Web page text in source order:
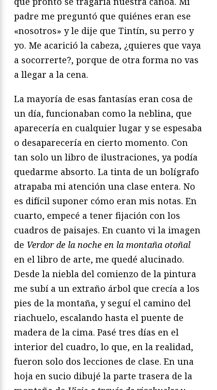
padre me preguntó que quiénes eran ese
«nosotros» y le dije que Tintín, su perro y
yo. Me acarició la cabeza, ¿quieres que vaya
a socorrerte?, porque de otra forma no vas
a llegar a la cena.
La mayoría de esas fantasías eran cosa de
un día, funcionaban como la neblina, que
aparecería en cualquier lugar y se espesaba
o desaparecería en cierto momento. Con
tan solo un libro de ilustraciones, ya podía
quedarme absorto. La tinta de un bolígrafo
atrapaba mi atención una clase entera. No
es difícil suponer cómo eran mis notas. En
cuarto, empecé a tener fijación con los
cuadros de paisajes. En cuanto vi la imagen
de Verdor de la noche en la montaña otoñal
en el libro de arte, me quedé alucinado.
Desde la niebla del comienzo de la pintura
me subí a un extraño árbol que crecía a los
pies de la montaña, y seguí el camino del
riachuelo, escalando hasta el puente de
madera de la cima. Pasé tres días en el
interior del cuadro, lo que, en la realidad,
fueron solo dos lecciones de clase. En una
hoja en sucio dibujé la parte trasera de la